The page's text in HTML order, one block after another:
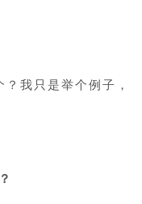
我只是举个例子，